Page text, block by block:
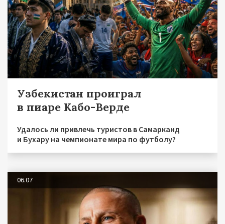
Узбекистан проиграл
в пиаре Кабо-Верде
Удалось ли привлечь туристов в Самарканд
и Бухару на чемпионате мира по футболу?
06.07